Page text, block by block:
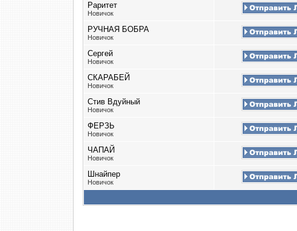
Раритет
Новичок
РУЧНАЯ БОБРА
Новичок
Сергей
Новичок
СКАРАБЕЙ
Новичок
Стив Вдуйный
Новичок
ФЕРЗЬ
Новичок
ЧАПАЙ
Новичок
Шнайпер
Новичок